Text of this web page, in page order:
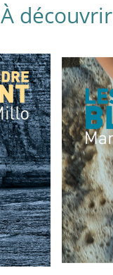
À découvrir